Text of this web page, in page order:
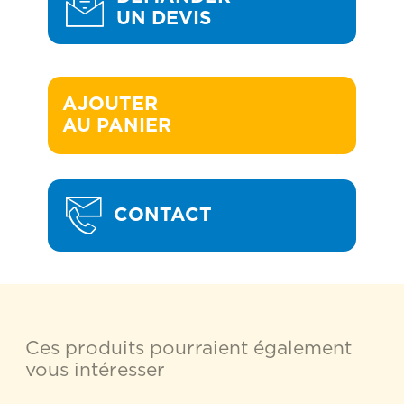
UN DEVIS
AJOUTER
AU PANIER
CONTACT
Ces produits pourraient également
vous intéresser